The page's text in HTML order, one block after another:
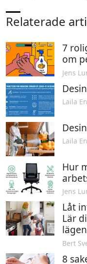
Relaterade
7
om
Jens
Laila
Laila
Hur
Jens
Låt
Lär
Bert
8